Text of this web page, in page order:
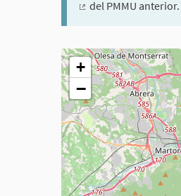
del PMMU anterior.
El següent element és
+
−